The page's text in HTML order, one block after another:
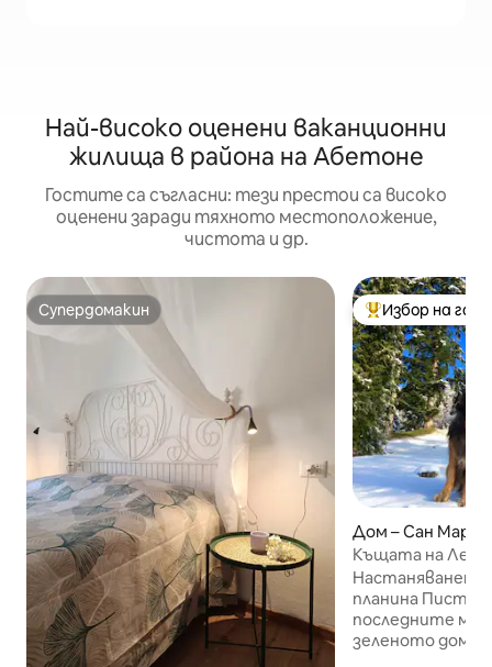
Най-високо оценени ваканционни
жилища в района на Абетоне
Гостите са съгласни: тези престои са високо
оценени заради тяхното местоположение,
чистота и др.
Супердомакин
Супердомакин Най-популярен
Избор на
Дом – Сан
ойезе
Къщата на
Настаняването
планина
последните
зеленото